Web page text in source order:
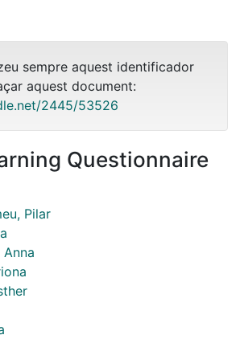
sempre aquest identificador
aquest document:
2445/53526
Questionnaire
Pilar